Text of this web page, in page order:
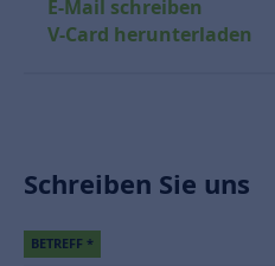
E-Mail schreiben
V-Card herunterladen
Schreiben Sie uns
BETREFF *